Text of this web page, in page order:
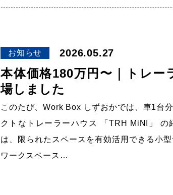
お知らせ 2026.05.27
本体価格180万円〜｜トレ
場しました
このたび、Work Box しずおかでは、車1台
クトなトレーラーハウス 「TRH MiNI」 の
は、限られたスペースを有効活用できる小
ワークスペース…